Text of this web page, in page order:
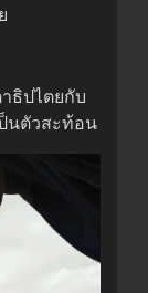
ธิปไตยกับ
นตัวสะท้อน